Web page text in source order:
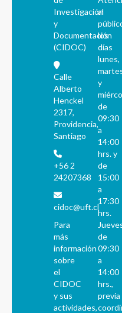
Investigación
y
Documentación
(CIDOC)
Calle
Alberto
Henckel
2317,
Providencia,
Santiago
+56 2
24207368
cidoc@uft.cl
Para
más
información
sobre
el
CIDOC
y sus
actividades,
al
los
días
lunes,
y
de
09:30
a
14:00
hrs. y
de
15:00
a
17:30
hrs.
de
09:30
a
14:00
hrs.,
previa